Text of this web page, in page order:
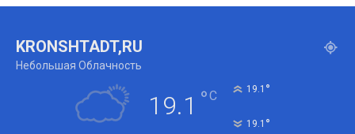
KRONSHTADT,RU
Небольшая Облачность
19.1 °C 19.1 °
19.1 °